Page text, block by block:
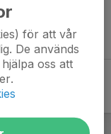
för att vår
De används
oss att